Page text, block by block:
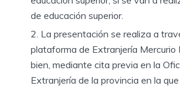
de educación superior.
La presentación se realiza a
plataforma de Extranjería Mercurio
bien, mediante cita previa en la
Extranjería de la provincia en la